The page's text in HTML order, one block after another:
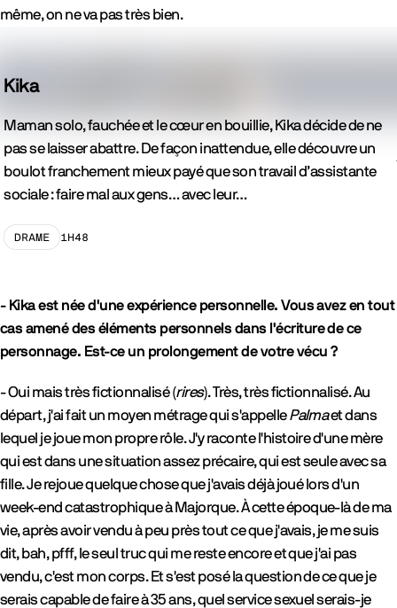
même, on ne va pas très bien.
Kika
Maman solo, fauchée et le cœur en bouillie, Kika décide de ne
pas se laisser abattre. De façon inattendue, elle découvre un
boulot franchement mieux payé que son travail d’assistante
sociale : faire mal aux gens… avec leur…
Genre
DRAME Durée
1H48
précédent
- Kika est née d'une expérience personnelle. Vous avez en tout
cas amené des éléments personnels dans l'écriture de ce
personnage. Est-ce un prolongement de votre vécu ?
- Oui mais très fictionnalisé (rires). Très, très fictionnalisé. Au
départ, j'ai fait un moyen métrage qui s'appellePalmaet dans
lequel je joue mon propre rôle. J'y raconte l'histoire d'une mère
qui est dans une situation assez précaire, qui est seule avec sa
fille. Je rejoue quelque chose que j'avais déjà joué lors d'un
week-end catastrophique à Majorque. À cette époque-là de ma
vie, après avoir vendu à peu près tout ce que j'avais, je me suis
dit, bah, pfff, le seul truc qui me reste encore et que j'ai pas
vendu, c'est mon corps. Et s'est posé la question de ce que je
serais capable de faire à 35 ans, quel service sexuel serais-je